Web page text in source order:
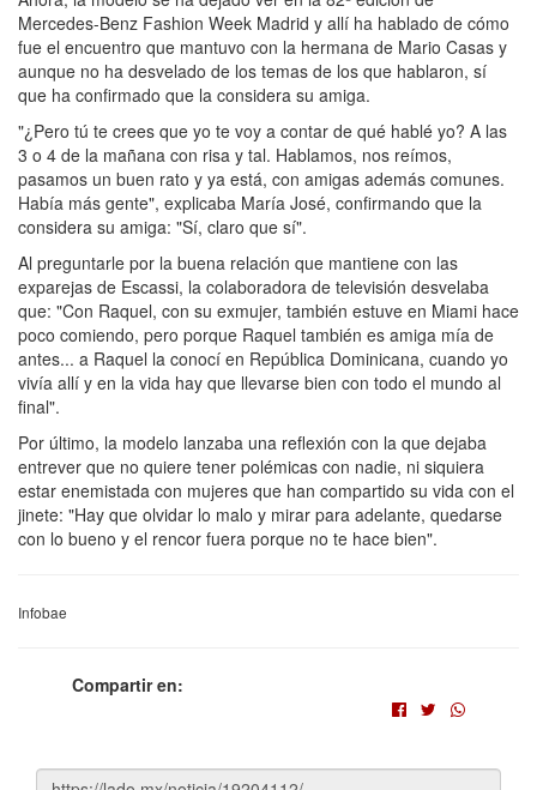
Mercedes-Benz Fashion Week Madrid y allí ha hablado de cómo
fue el encuentro que mantuvo con la hermana de Mario Casas y
aunque no ha desvelado de los temas de los que hablaron, sí
que ha confirmado que la considera su amiga.
"¿Pero tú te crees que yo te voy a contar de qué hablé yo? A las
3 o 4 de la mañana con risa y tal. Hablamos, nos reímos,
pasamos un buen rato y ya está, con amigas además comunes.
Había más gente", explicaba María José, confirmando que la
considera su amiga: "Sí, claro que sí".
Al preguntarle por la buena relación que mantiene con las
exparejas de Escassi, la colaboradora de televisión desvelaba
que: "Con Raquel, con su exmujer, también estuve en Miami hace
poco comiendo, pero porque Raquel también es amiga mía de
antes... a Raquel la conocí en República Dominicana, cuando yo
vivía allí y en la vida hay que llevarse bien con todo el mundo al
final".
Por último, la modelo lanzaba una reflexión con la que dejaba
entrever que no quiere tener polémicas con nadie, ni siquiera
estar enemistada con mujeres que han compartido su vida con el
jinete: "Hay que olvidar lo malo y mirar para adelante, quedarse
con lo bueno y el rencor fuera porque no te hace bien".
Infobae
Compartir en: